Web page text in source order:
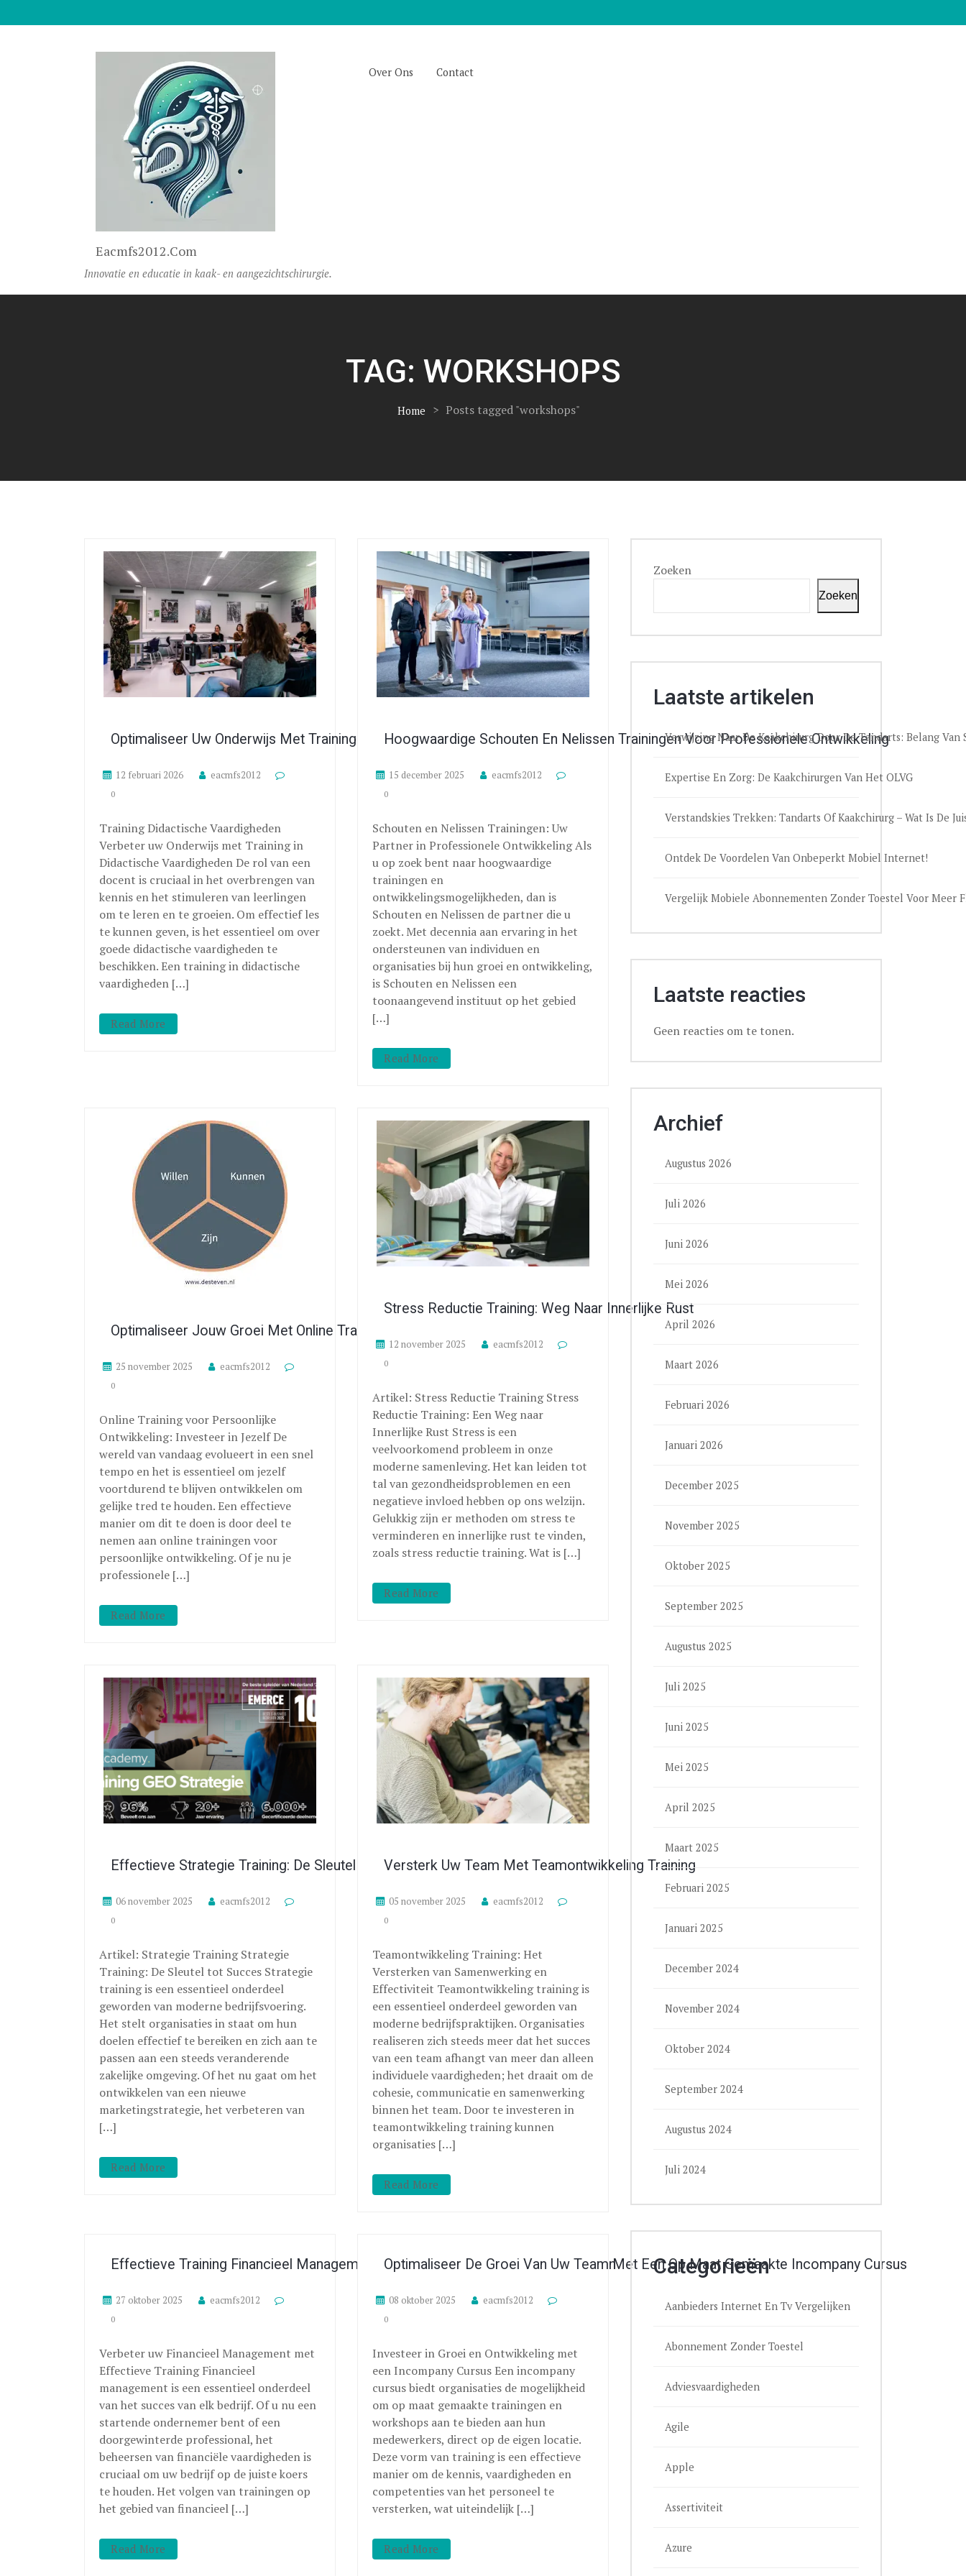
Eacmfs2012.com
Innovatie en educatie in kaak- en aangezichtschirurgie.
Over Ons Contact
TAG: WORKSHOPS
Home > Posts tagged "workshops"
Optimaliseer Uw Onderwijs Met Training In Didactische Vaardigheden
12 februari 2026 eacmfs2012
0
Training Didactische Vaardigheden
Verbeter uw Onderwijs met Training in
Didactische Vaardigheden De rol van een
docent is cruciaal in het overbrengen van
kennis en het stimuleren van leerlingen
om te leren en te groeien. Om effectief les
te kunnen geven, is het essentieel om over
goede didactische vaardigheden te
beschikken. Een training in didactische
vaardigheden […]
Read More
Hoogwaardige Schouten En Nelissen Trainingen Voor Professionele Ontwikkeling
15 december 2025 eacmfs2012
0
Schouten en Nelissen Trainingen: Uw
Partner in Professionele Ontwikkeling Als
u op zoek bent naar hoogwaardige
trainingen en
ontwikkelingsmogelijkheden, dan is
Schouten en Nelissen de partner die u
zoekt. Met decennia aan ervaring in het
ondersteunen van individuen en
organisaties bij hun groei en ontwikkeling,
is Schouten en Nelissen een
toonaangevend instituut op het gebied
[…]
Read More
Optimaliseer Jouw Groei Met Online Training Voor Persoonlijke Ontwikkeling
25 november 2025 eacmfs2012
0
Online Training voor Persoonlijke
Ontwikkeling: Investeer in Jezelf De
wereld van vandaag evolueert in een snel
tempo en het is essentieel om jezelf
voortdurend te blijven ontwikkelen om
gelijke tred te houden. Een effectieve
manier om dit te doen is door deel te
nemen aan online trainingen voor
persoonlijke ontwikkeling. Of je nu je
professionele […]
Read More
Stress Reductie Training: Weg Naar Innerlijke Rust
12 november 2025 eacmfs2012
0
Artikel: Stress Reductie Training Stress
Reductie Training: Een Weg naar
Innerlijke Rust Stress is een
veelvoorkomend probleem in onze
moderne samenleving. Het kan leiden tot
tal van gezondheidsproblemen en een
negatieve invloed hebben op ons welzijn.
Gelukkig zijn er methoden om stress te
verminderen en innerlijke rust te vinden,
zoals stress reductie training. Wat is […]
Read More
Effectieve Strategie Training: De Sleutel Tot Succes
06 november 2025 eacmfs2012
0
Artikel: Strategie Training Strategie
Training: De Sleutel tot Succes Strategie
training is een essentieel onderdeel
geworden van moderne bedrijfsvoering.
Het stelt organisaties in staat om hun
doelen effectief te bereiken en zich aan te
passen aan een steeds veranderende
zakelijke omgeving. Of het nu gaat om het
ontwikkelen van een nieuwe
marketingstrategie, het verbeteren van
[…]
Read More
Versterk Uw Team Met Teamontwikkeling Training
05 november 2025 eacmfs2012
0
Teamontwikkeling Training: Het
Versterken van Samenwerking en
Effectiviteit Teamontwikkeling training is
een essentieel onderdeel geworden van
moderne bedrijfspraktijken. Organisaties
realiseren zich steeds meer dat het succes
van een team afhangt van meer dan alleen
individuele vaardigheden; het draait om de
cohesie, communicatie en samenwerking
binnen het team. Door te investeren in
teamontwikkeling training kunnen
organisaties […]
Read More
Effectieve Training Financieel Management: Versterk Uw Financiële Vaardigheden
27 oktober 2025 eacmfs2012
0
Verbeter uw Financieel Management met
Effectieve Training Financieel
management is een essentieel onderdeel
van het succes van elk bedrijf. Of u nu een
startende ondernemer bent of een
doorgewinterde professional, het
beheersen van financiële vaardigheden is
cruciaal om uw bedrijf op de juiste koers
te houden. Het volgen van trainingen op
het gebied van financieel […]
Read More
Optimaliseer De Groei Van Uw Team Met Een Op Maat Gemaakte Incompany Cursus
08 oktober 2025 eacmfs2012
0
Investeer in Groei en Ontwikkeling met
een Incompany Cursus Een incompany
cursus biedt organisaties de mogelijkheid
om op maat gemaakte trainingen en
workshops aan te bieden aan hun
medewerkers, direct op de eigen locatie.
Deze vorm van training is een effectieve
manier om de kennis, vaardigheden en
competenties van het personeel te
versterken, wat uiteindelijk […]
Read More
Zoeken
Zoeken
Laatste artikelen
Verwijzing Naar De Kaakchirurg Door De Tandarts: Belang
Expertise En Zorg: De Kaakchirurgen Van Het OLVG
Verstandskies Trekken: Tandarts Of Kaakchirurg – Wat Is De
Ontdek De Voordelen Van Onbeperkt Mobiel Internet!
Vergelijk Mobiele Abonnementen Zonder Toestel Voor Meer
Laatste reacties
Geen reacties om te tonen.
Archief
Augustus 2026
Juli 2026
Juni 2026
Mei 2026
April 2026
Maart 2026
Februari 2026
Januari 2026
December 2025
November 2025
Oktober 2025
September 2025
Augustus 2025
Juli 2025
Juni 2025
Mei 2025
April 2025
Maart 2025
Februari 2025
Januari 2025
December 2024
November 2024
Oktober 2024
September 2024
Augustus 2024
Juli 2024
Categorieën
Aanbieders Internet En Tv Vergelijken
Abonnement Zonder Toestel
Adviesvaardigheden
Agile
Apple
Assertiviteit
Azure